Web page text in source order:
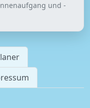
und -